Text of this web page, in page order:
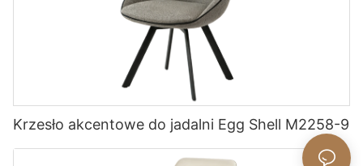
Krzesło akcentowe do jadalni Egg Shell M2258-9